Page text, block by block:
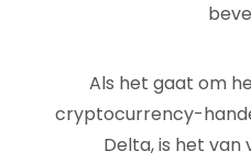
Als het gaat om
cryptocurrency-
Delta, is het